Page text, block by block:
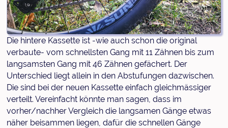
Die hintere Kassette ist -wie auch schon die original
verbaute- vom schnellsten Gang mit 11 Zähnen bis zum
langsamsten Gang mit 46 Zähnen gefächert. Der
Unterschied liegt allein in den Abstufungen dazwischen.
Die sind bei der neuen Kassette einfach gleichmässiger
verteilt. Vereinfacht könnte man sagen, dass im
vorher/nachher Vergleich die langsamen Gänge etwas
näher beisammen liegen, dafür die schnellen Gänge